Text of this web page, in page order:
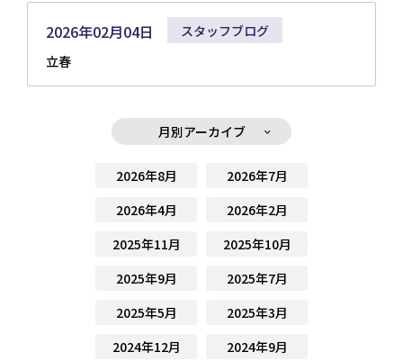
2026年02月04日
スタッフブログ
立春
月別アーカイブ
2026年8月
2026年7月
2026年4月
2026年2月
2025年11月
2025年10月
2025年9月
2025年7月
2025年5月
2025年3月
2024年12月
2024年9月